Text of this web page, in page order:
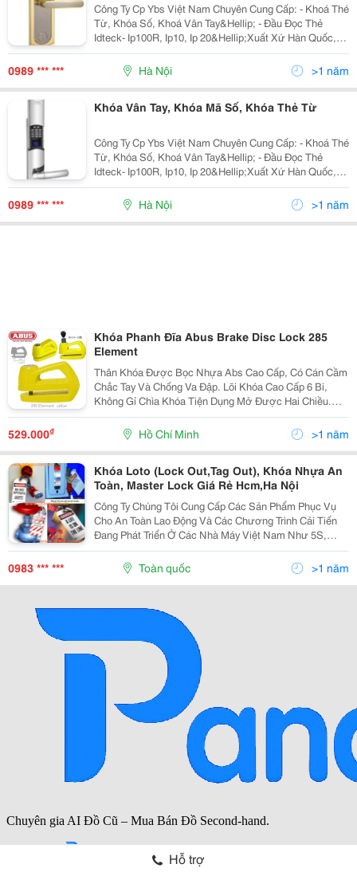
Công Ty Cp Ybs Việt Nam Chuyên Cung Cấp: - Khoá Thé
Từ, Khóa Số, Khoá Vân Tay&Hellip; - Đầu Đọc Thẻ
Idteck- Ip100R, Ip10, Ip 20&Hellip;Xuất Xứ Hàn Quốc,
Kiểm Soát Ra Vào Cho Thang Máy. - Thẻ Atm, Thẻ Sinh
Viên&Hellip;Chúng Tôi Luôn Mang Đến
0989 *** *** Hà Nội >1 năm
Khóa Vân Tay, Khóa Mã Số, Khóa Thẻ Từ
Công Ty Cp Ybs Việt Nam Chuyên Cung Cấp: - Khoá Thé
Từ, Khóa Số, Khoá Vân Tay&Hellip; - Đầu Đọc Thẻ
Idteck- Ip100R, Ip10, Ip 20&Hellip;Xuất Xứ Hàn Quốc,
Kiểm Soát Ra Vào Cho Thang Máy. - Thẻ Atm, Thẻ Sinh
Viên&Hellip;Chúng Tôi Luôn Mang Đến
0989 *** *** Hà Nội >1 năm
Khóa Phanh Đĩa Abus Brake Disc Lock 285
Element
Thân Khóa Được Bọc Nhựa Abs Cao Cấp, Có Cán Cầm
Chắc Tay Và Chống Va Đập. Lõi Khóa Cao Cấp 6 Bi,
Không Gỉ Chìa Khóa Tiện Dụng Mở Được Hai Chiều.
Chốt Thép Siêu Cứng Đường Kính 6 Mm. Chiều Dài Của
Khóa Lớn Thích Hợp Với Nhiều Kích Thước Ph
529.000₫ Hồ Chí Minh >1 năm
Khóa Loto (Lock Out,Tag Out), Khóa Nhựa An
Toàn, Master Lock Giá Rẻ Hcm,Ha Nội
Công Ty Chúng Tôi Cung Cấp Các Sản Phẩm Phục Vụ
Cho An Toàn Lao Động Và Các Chương Trình Cải Tiến
Đang Phát Triển Ở Các Nhà Máy Việt Nam Như 5S,
Kaizen, Tpm, Lean Manufaturing&Hellip;Khóa
Loto,Khóa Nhựa An Tòan,Master Lock Security, Pad
Lock, Hasp Lo
0983 *** *** Toàn quốc >1 năm
Hỗ trợ